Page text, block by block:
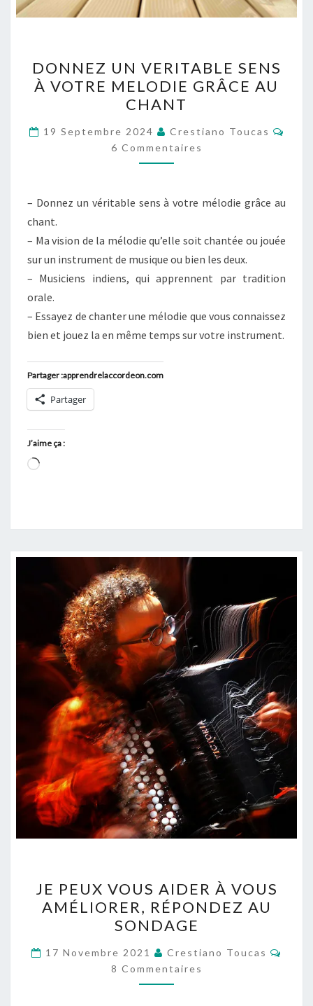
UN
VERITABLE
SENS
À
VOTRE
MELODIE
AU
DONNEZ UN VERITABLE SENS
À VOTRE MELODIE GRÂCE AU
CHANT
19 Septembre 2024 Crestiano Toucas
6 Commentaires
– Donnez un véritable sens à votre mélodie grâce au
chant.
– Ma vision de la mélodie qu’elle soit chantée ou jouée
sur un instrument de musique ou bien les deux.
– Musiciens indiens, qui apprennent par tradition
orale.
– Essayez de chanter une mélodie que vous connaissez
bien et jouez la en même temps sur votre instrument.
Partager :apprendrelaccordeon.com
Partager
J’aime ça :
Chargement…
PEUX
VOUS
AIDER
À
VOUS
AMÉLIORER,
JE PEUX VOUS AIDER À VOUS
AMÉLIORER, RÉPONDEZ AU
SONDAGE
17 Novembre 2021 Crestiano Toucas
8 Commentaires